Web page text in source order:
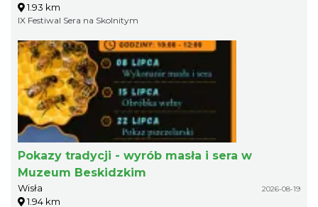
1.93 km
IX Festiwal Sera na Skolnitym
Pokazy tradycji - wyrób masła i sera w
Muzeum Beskidzkim
Wisła 2026-08-19
1.94 km